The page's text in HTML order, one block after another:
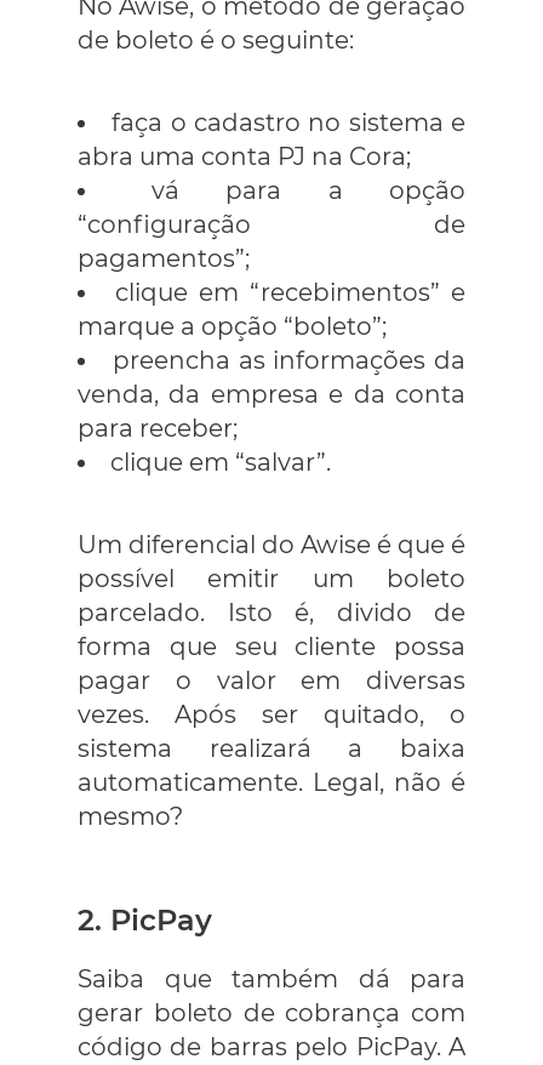
No Awise, o método de geração
de boleto é o seguinte:
faça o cadastro no sistema e
abra uma conta PJ na Cora;
vá para a opção
“configuração de
pagamentos”;
clique em “recebimentos” e
marque a opção “boleto”;
preencha as informações da
venda, da empresa e da conta
para receber;
clique em “salvar”.
Um diferencial do Awise é que é
possível emitir um boleto
parcelado. Isto é, divido de
forma que seu cliente possa
pagar o valor em diversas
vezes. Após ser quitado, o
sistema realizará a baixa
automaticamente. Legal, não é
mesmo?
2. PicPay
Saiba que também dá para
gerar boleto de cobrança com
código de barras pelo PicPay. A